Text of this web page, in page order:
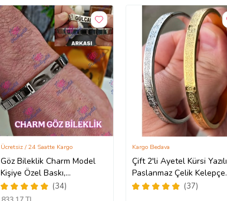
Göz Bileklik Charm Model
Kişiye Özel Baskı,
ARKASINA YAZI Kaliteli
Baskı, Çeliktir, Paslanmaz,
(34)
Ücretsiz / 24 Saatte Kargo
Çift 2'li Ayetel Kürsi Yazılı
Paslanmaz Çelik Kelepçe
Bileklik Kalın Kalıp scb88
(37)
Kargo Bedava